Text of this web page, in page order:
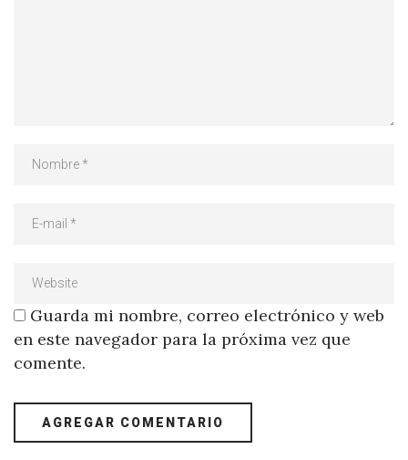
Guarda mi nombre, correo electrónico y web
en este navegador para la próxima vez que
comente.